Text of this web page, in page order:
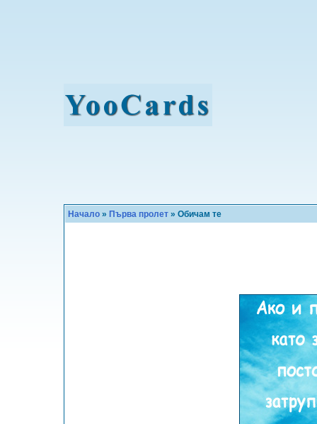
Начало » Първа пролет » Обичам те